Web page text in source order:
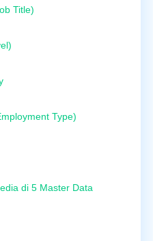
Title)
Type)
di 5 Master Data